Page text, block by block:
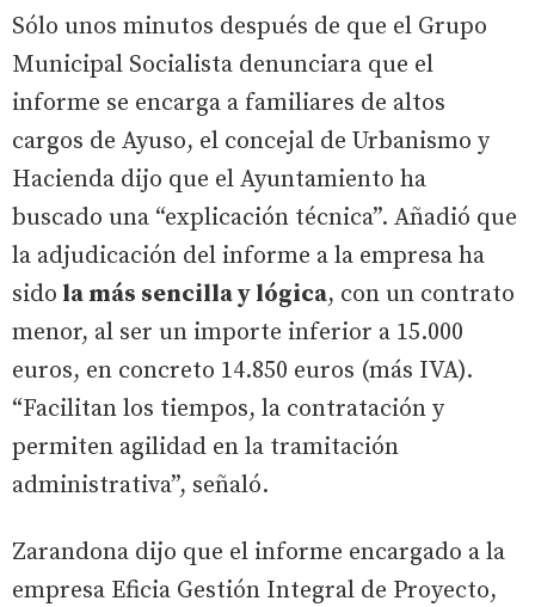
Sólo unos minutos después de que el Grupo
Municipal Socialista denunciara que el
informe se encarga a familiares de altos
cargos de Ayuso, el concejal de Urbanismo y
Hacienda dijo que el Ayuntamiento ha
buscado una “explicación técnica”. Añadió que
la adjudicación del informe a la empresa ha
sido la más sencilla y lógica, con un contrato
menor, al ser un importe inferior a 15.000
euros, en concreto 14.850 euros (más IVA).
“Facilitan los tiempos, la contratación y
permiten agilidad en la tramitación
administrativa”, señaló.
Zarandona dijo que el informe encargado a la
empresa Eficia Gestión Integral de Proyecto,